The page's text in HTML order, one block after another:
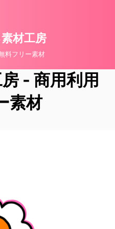
材工房
料フリー素材
- 商用利用
素材